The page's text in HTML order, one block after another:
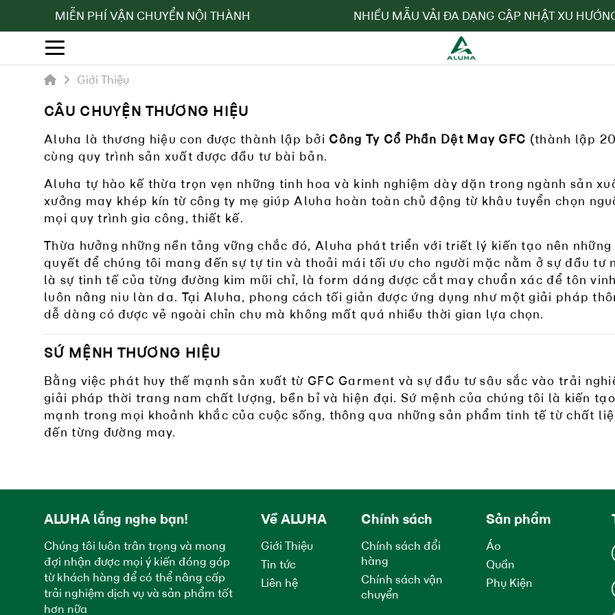
MIỄN PHÍ VẬN CHUYỂN NỘI THÀNH NHIỀU MẪU VẢI ĐA DẠNG CẬP NHẬT XU HƯỚNG
Giới Thiệu
CÂU CHUYỆN THƯƠNG HIỆU
Aluha là thương hiệu con được thành lập bởi Công Ty Cổ Phần Dệt May GFC (thành lập
cùng quy trình sản xuất được đầu tư bài bản.
Aluha tự hào kế thừa trọn vẹn những tinh hoa và kinh nghiệm dày dặn trong ngành sản
xưởng may khép kín từ công ty mẹ giúp Aluha hoàn toàn chủ động từ khâu tuyển chọn
mọi quy trình gia công, thiết kế.
Thừa hưởng những nền tảng vững chắc đó, Aluha phát triển với triết lý kiến tạo nên
quyết để chúng tôi mang đến sự tự tin và thoải mái tối ưu cho người mặc nằm ở sự đầu
là sự tinh tế của từng đường kim mũi chỉ, là form dáng được cắt may chuẩn xác để tôn
luôn nâng niu làn da. Tại Aluha, phong cách tối giản được ứng dụng như một giải pháp
dễ dàng có được vẻ ngoài chỉn chu mà không mất quá nhiều thời gian lựa chọn.
SỨ MỆNH THƯƠNG HIỆU
Bằng việc phát huy thế mạnh sản xuất từ GFC Garment và sự đầu tư sâu sắc vào trải
giải pháp thời trang nam chất lượng, bền bỉ và hiện đại. Sứ mệnh của chúng tôi là kiến
mạnh trong mọi khoảnh khắc của cuộc sống, thông qua những sản phẩm tinh tế từ chất
đến từng đường may.
ALUHA lắng nghe bạn!
Chúng tôi luôn trân trọng và mong
đợi nhận được mọi ý kiến đóng góp
từ khách hàng để có thể nâng cấp
trải nghiệm dịch vụ và sản phẩm tốt
hơn nữa
Về ALUHA
Giới Thiệu
Tin tức
Liên hệ
Chính sách
Chính sách đổi
hàng
Chính sách vận
chuyển
Sản phẩm
Áo
Quần
Phụ Kiện